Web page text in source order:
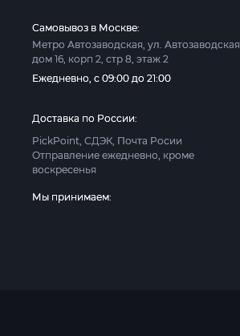
Самовывоз в Москве:
Метро Автозаводская, ул. Автозаводская
дом 16, корп 2, стр 8, этаж 2
Ежедневно, с 09:00 до 21:00
Доставка по России:
PickPoint, СДЭК, Почта Росии
Отправление ежедневно, кроме
воскресенья
Мы принимаем: